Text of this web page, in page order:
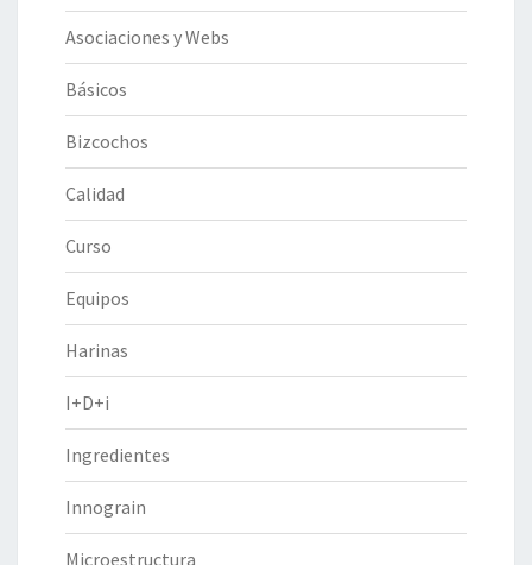
Asociaciones y Webs
Básicos
Bizcochos
Calidad
Curso
Equipos
Harinas
I+D+i
Ingredientes
Innograin
Microestructura